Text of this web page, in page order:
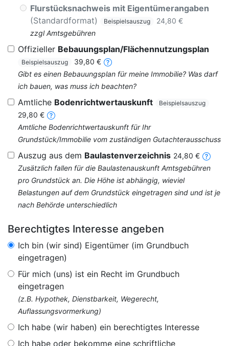
Flurstücksnachweis mit Eigentümerangaben
(Standardformat)
Beispielsauszug
24,80 €
zzgl Amtsgebühren
Offizieller Bebauungsplan/Flächennutzungsplan
Beispielsauszug
39,80 €
Gibt es einen Bebauungsplan für meine Immobilie? Was darf
ich bauen, was muss ich beachten?
Amtliche Bodenrichtwertauskunft Beispielsauszug
29,80 €
Amtliche Bodenrichtwertauskunft für Ihr
Grundstück/Immobilie vom zuständigen Gutachterausschuss
Auszug aus dem Baulastenverzeichnis 24,80 €
Zusätzlich fallen für die Baulastenauskunft Amtsgebühren
pro Grundstück an. Die Höhe ist abhängig, wieviel
Belastungen auf dem Grundstück eingetragen sind und ist je
nach Behörde unterschiedlich
Berechtigtes Interesse angeben
Ich bin (wir sind) Eigentümer (im Grundbuch
eingetragen)
Für mich (uns) ist ein Recht im Grundbuch
eingetragen
(z.B. Hypothek, Dienstbarkeit, Wegerecht,
Auflassungsvormerkung)
Ich habe (wir haben) ein berechtigtes Interesse
Ich habe oder bekomme eine schriftliche